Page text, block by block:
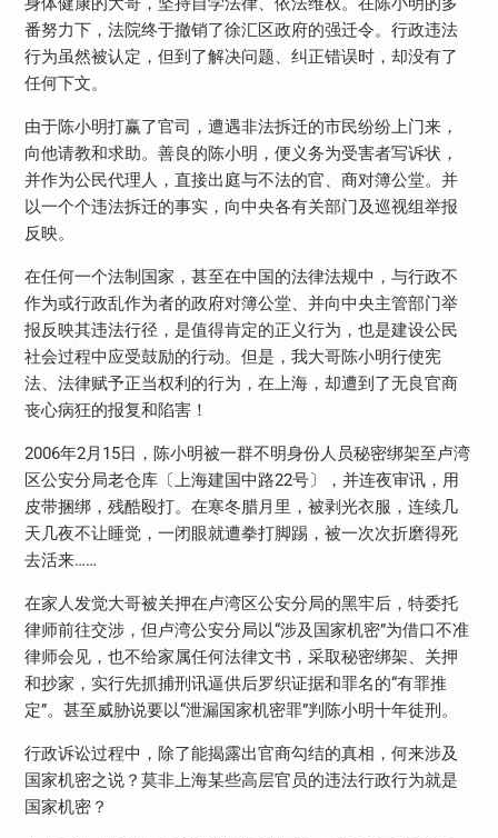
番努力下，法院终于撤销了徐汇区政府的强迁令。行政违法
行为虽然被认定，但到了解决问题、纠正错误时，却没有了
任何下文。
由于陈小明打赢了官司，遭遇非法拆迁的市民纷纷上门来，
向他请教和求助。善良的陈小明，便义务为受害者写诉状，
并作为公民代理人，直接出庭与不法的官、商对簿公堂。并
以一个个违法拆迁的事实，向中央各有关部门及巡视组举报
反映。
在任何一个法制国家，甚至在中国的法律法规中，与行政不
作为或行政乱作为者的政府对簿公堂、并向中央主管部门举
报反映其违法行径，是值得肯定的正义行为，也是建设公民
社会过程中应受鼓励的行动。但是，我大哥陈小明行使宪
法、法律赋予正当权利的行为，在上海，却遭到了无良官商
丧心病狂的报复和陷害！
2006年2月15日，陈小明被一群不明身份人员秘密绑架至卢湾
区公安分局老仓库〔上海建国中路22号〕，并连夜审讯，用
皮带捆绑，残酷殴打。在寒冬腊月里，被剥光衣服，连续几
天几夜不让睡觉，一闭眼就遭拳打脚踢，被一次次折磨得死
去活来……
在家人发觉大哥被关押在卢湾区公安分局的黑牢后，特委托
律师前往交涉，但卢湾公安分局以“涉及国家机密”为借口不准
律师会见，也不给家属任何法律文书，采取秘密绑架、关押
和抄家，实行先抓捕刑讯逼供后罗织证据和罪名的“有罪推
定”。甚至威胁说要以“泄漏国家机密罪”判陈小明十年徒刑。
行政诉讼过程中，除了能揭露出官商勾结的真相，何来涉及
国家机密之说？莫非上海某些高层官员的违法行政行为就是
国家机密？